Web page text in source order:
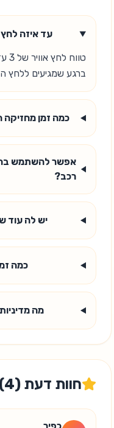
עד איזה
ברגע שמגיעים ללחץ
כמה זמן מחזיקה
אפשר להשתמש בה
רכב?
יש לה עוד
כמה
מה
חוות דעת (4
)